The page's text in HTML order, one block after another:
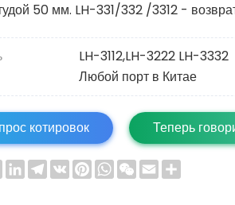
50 мм. LH-331/332 /3312 -
LH-3112,LH-3222 LH-3332
Любой порт в Китае
котировок Теперь
X LinkedInTelegram
VK Pinterest
WhatsApp
WeChat
Email